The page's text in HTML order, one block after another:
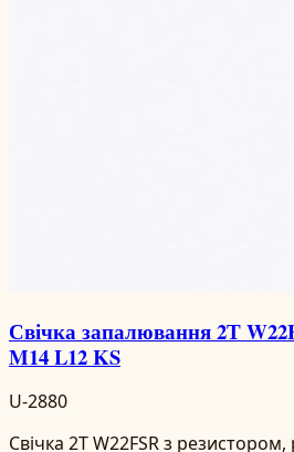
Свічка запалювання 2Т
M14 L12 KS
U-2880
Свічка 2Т W22FSR з